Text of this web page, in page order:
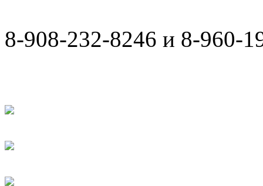
8-908-232-8246 и 8-960-